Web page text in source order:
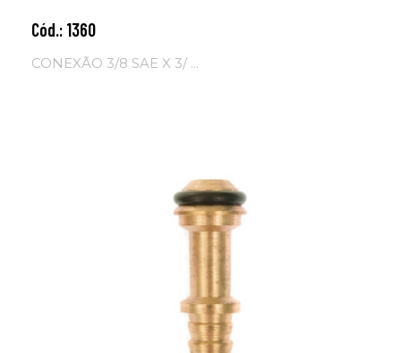
Cód.: 1360
CONEXÃO 3/8 SAE X 3/ ...
Adicionar ao carrinho